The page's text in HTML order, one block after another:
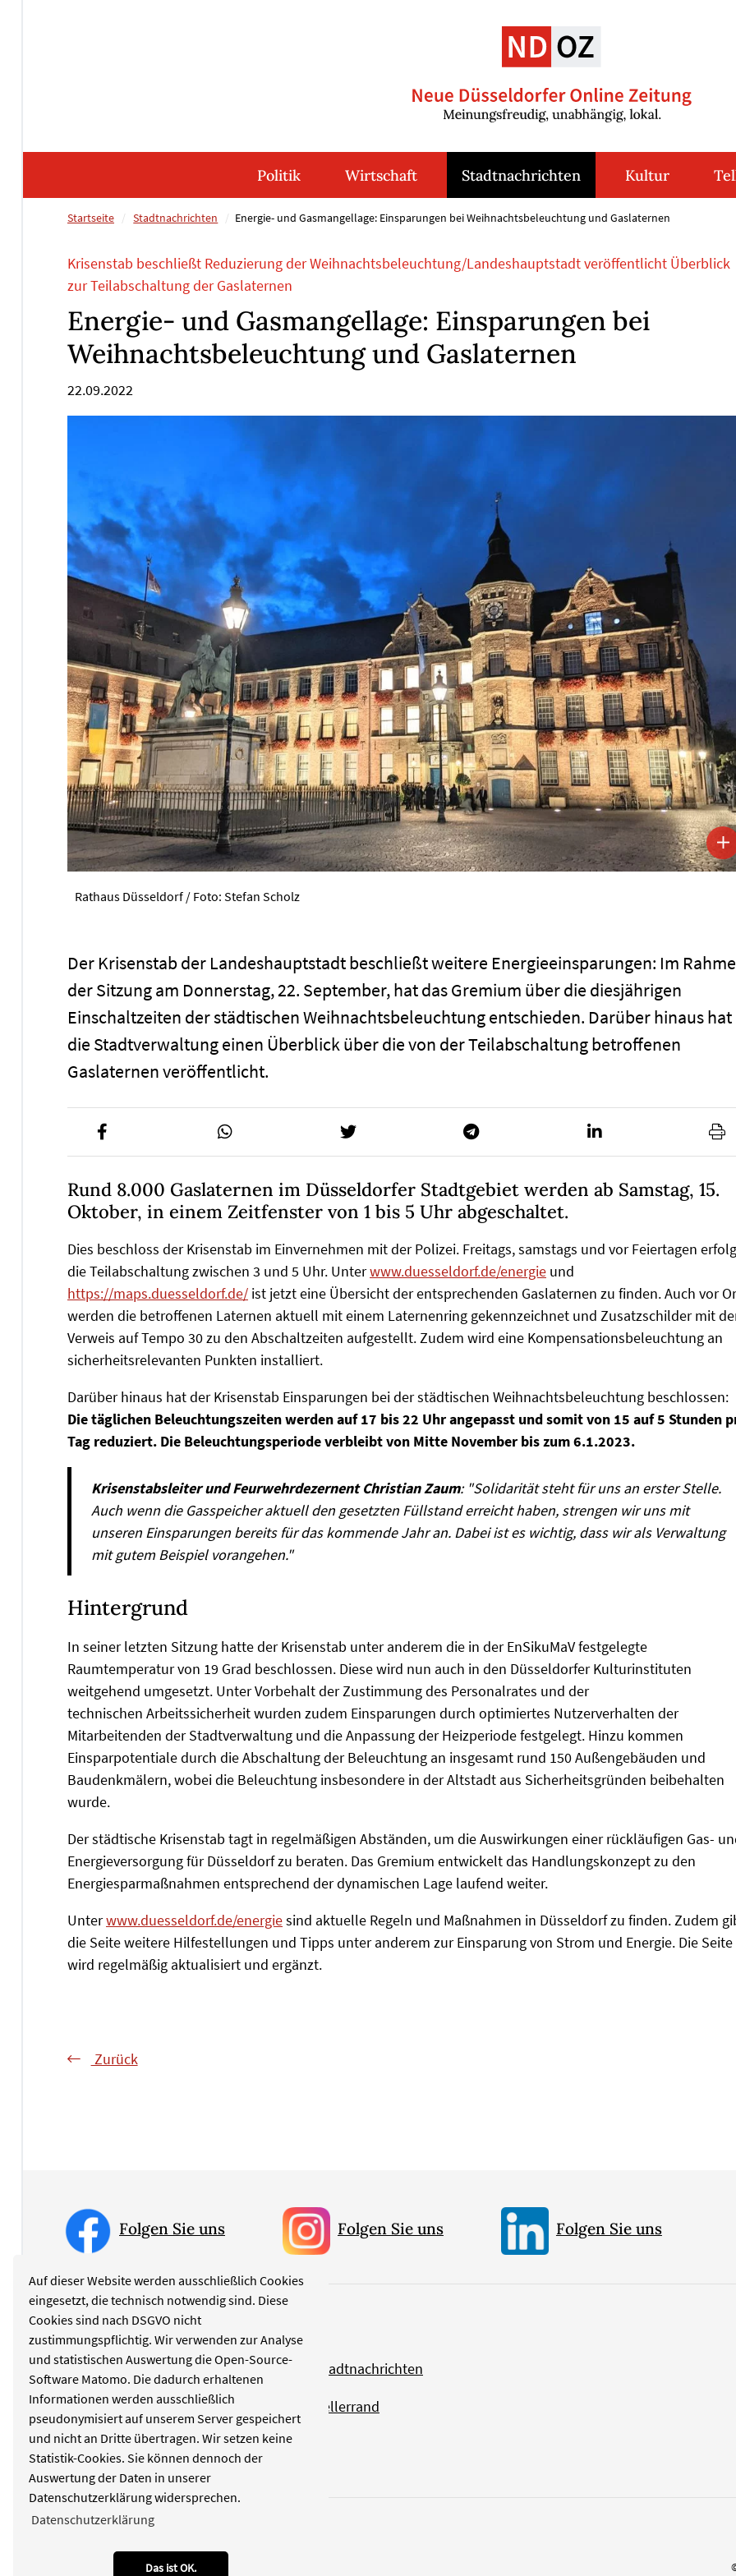
Auf dieser Website werden ausschließlich Cookies
eingesetzt, die technisch notwendig sind. Diese
Cookies sind nach DSGVO nicht
zustimmungspflichtig. Wir verwenden zur Analyse
und statistischen Auswertung die Open-Source-
Software Matomo. Die dadurch erhaltenen
Informationen werden ausschließlich
pseudonymisiert auf unserem Server gespeichert
und nicht an Dritte übertragen. Wir setzen keine
Statistik-Cookies. Sie können dennoch der
Auswertung der Daten in unserer
Datenschutzerklärung widersprechen.
Datenschutzerklärung
Das ist OK.
Politik Wirtschaft Stadtnachrichten Kultur
Startseite Stadtnachrichten Energie- und Gasmangellage: Einsparungen bei Weihnachtsbeleuchtung und Gaslaternen
Krisenstab beschließt Reduzierung der Weihnachtsbeleuchtung/Landeshauptstadt veröffentlicht Überblick
zur Teilabschaltung der Gaslaternen
Energie- und Gasmangellage: Einsparungen bei
Weihnachtsbeleuchtung und Gaslaternen
22.09.2022
Rathaus Düsseldorf / Foto: Stefan Scholz
Der Krisenstab der Landeshauptstadt beschließt weitere Energieeinsparungen: Im
der Sitzung am Donnerstag, 22. September, hat das Gremium über die diesjährigen
Einschaltzeiten der städtischen Weihnachtsbeleuchtung entschieden. Darüber hinaus hat
die Stadtverwaltung einen Überblick über die von der Teilabschaltung betroffenen
Gaslaternen veröffentlicht.
Rund 8.000 Gaslaternen im Düsseldorfer Stadtgebiet werden ab Samstag, 15.
Oktober, in einem Zeitfenster von 1 bis 5 Uhr abgeschaltet.
Dies beschloss der Krisenstab im Einvernehmen mit der Polizei. Freitags, samstags und vor Feiertagen
die Teilabschaltung zwischen 3 und 5 Uhr. Unterwww.duesseldorf.de/energie und
https://maps.duesseldorf.de/ ist jetzt eine Übersicht der entsprechenden Gaslaternen zu finden. Auch vor
werden die betroffenen Laternen aktuell mit einem Laternenring gekennzeichnet und Zusatzschilder mit
Verweis auf Tempo 30 zu den Abschaltzeiten aufgestellt. Zudem wird eine Kompensationsbeleuchtung an
sicherheitsrelevanten Punkten installiert.
Darüber hinaus hat der Krisenstab Einsparungen bei der städtischen Weihnachtsbeleuchtung beschlossen:
Die täglichen Beleuchtungszeiten werden auf 17 bis 22 Uhr angepasst und somit von 15 auf 5 Stunden
Tag reduziert. Die Beleuchtungsperiode verbleibt von Mitte November bis zum 6.1.2023.
Krisenstabsleiter und Feurwehrdezernent Christian Zaum: "Solidarität steht für uns an erster Stelle.
Auch wenn die Gasspeicher aktuell den gesetzten Füllstand erreicht haben, strengen wir uns mit
unseren Einsparungen bereits für das kommende Jahr an. Dabei ist es wichtig, dass wir als Verwaltung
mit gutem Beispiel vorangehen."
Hintergrund
In seiner letzten Sitzung hatte der Krisenstab unter anderem die in der EnSikuMaV festgelegte
Raumtemperatur von 19 Grad beschlossen. Diese wird nun auch in den Düsseldorfer Kulturinstituten
weitgehend umgesetzt. Unter Vorbehalt der Zustimmung des Personalrates und der
technischen Arbeitssicherheit wurden zudem Einsparungen durch optimiertes Nutzerverhalten der
Mitarbeitenden der Stadtverwaltung und die Anpassung der Heizperiode festgelegt. Hinzu kommen
Einsparpotentiale durch die Abschaltung der Beleuchtung an insgesamt rund 150 Außengebäuden und
Baudenkmälern, wobei die Beleuchtung insbesondere in der Altstadt aus Sicherheitsgründen beibehalten
wurde.
Der städtische Krisenstab tagt in regelmäßigen Abständen, um die Auswirkungen einer rückläufigen Gas-
Energieversorgung für Düsseldorf zu beraten. Das Gremium entwickelt das Handlungskonzept zu den
Energiesparmaßnahmen entsprechend der dynamischen Lage laufend weiter.
Unterwww.duesseldorf.de/energiesind aktuelle Regeln und Maßnahmen in Düsseldorf zu finden. Zudem
die Seite weitere Hilfestellungen und Tipps unter anderem zur Einsparung von Strom und Energie. Die Seite
wird regelmäßig aktualisiert und ergänzt.
Zurück
Folgen Sie uns Folgen Sie uns Folgen Sie uns
Rubriken
Politik
Kultur
Wirtschaft
Stadtnachrichten
Tellerrand